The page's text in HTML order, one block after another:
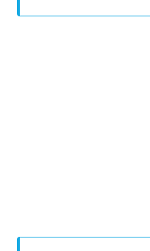
cacbonat và dung dịch axit